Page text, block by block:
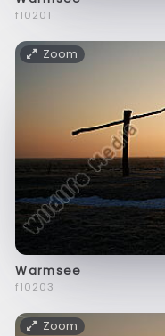
f10201
Zoom
Warmsee
f10203
Zoom